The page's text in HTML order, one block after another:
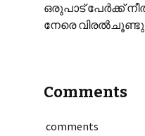
ഒരുപാട് പേർക്ക്
നേരെ
Comments
comments